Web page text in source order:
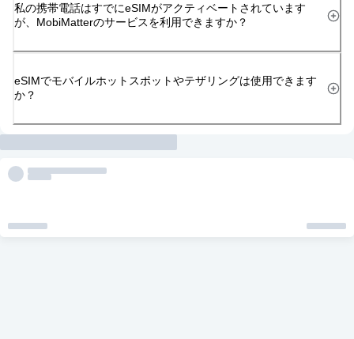
私の携帯電話はすでにeSIMがアクティベートされています
が、MobiMatterのサービスを利用できますか？
eSIMでモバイルホットスポットやテザリングは使用できます
か？